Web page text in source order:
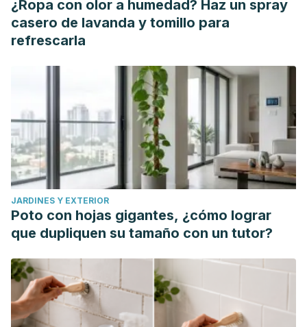
¿Ropa con olor a humedad? Haz un spray
casero de lavanda y tomillo para
refrescarla
JARDINES Y EXTERIOR
Poto con hojas gigantes, ¿cómo lograr
que dupliquen su tamaño con un tutor?